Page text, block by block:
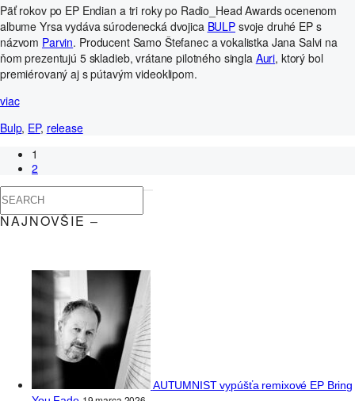
Päť rokov po EP Endian a tri roky po Radio_Head Awards ocenenom
albume Yrsa vydáva súrodenecká dvojica BULP svoje druhé EP s
názvom Parvin. Producent Samo Štefanec a vokalistka Jana Salvi na
ňom prezentujú 5 skladieb, vrátane pilotného singla Auri, ktorý bol
premiérovaný aj s pútavým videoklipom.
viac
Bulp, EP, release
1
2
NAJNOVŠIE –
AUTUMNIST vypúšťa remixové EP Bring